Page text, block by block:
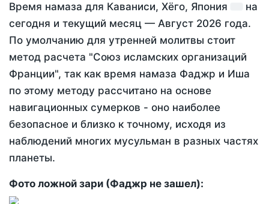
Время намаза для Каваниси, Хёго, Япония
на
сегодня и текущий месяц — Август 2026 года.
По умолчанию для утренней молитвы стоит
метод расчета "Союз исламских организаций
Франции", так как время намаза Фаджр и Иша
по этому методу рассчитано на основе
навигационных сумерков - оно наиболее
безопасное и близко к точному, исходя из
наблюдений многих мусульман в разных частях
планеты.
Фото ложной зари (Фаджр не зашел):